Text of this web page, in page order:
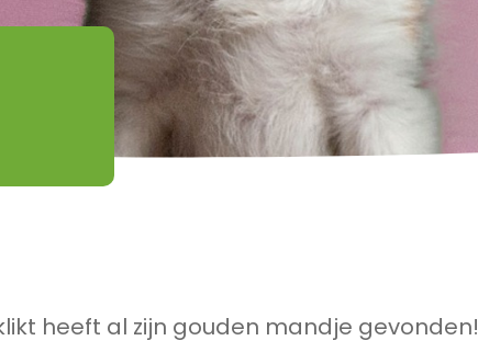
heeft al zijn gouden mandje gevonden!